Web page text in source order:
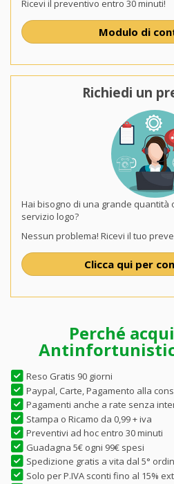
Ricevi il preventivo entro 30 minuti!
Modulo di
Richiedi un
Hai bisogno di una grande quantità
servizio logo?
Nessun problema! Ricevi il tuo
Clicca qui per
Perché
Reso Gratis 90 giorni
Paypal, Carte, Pagamento alla
Pagamenti anche a rate senza
Stampa o Ricamo da 0,99 + iva
Preventivi ad hoc entro 30 minuti
Guadagna 5€ ogni 99€ spesi
Spedizione gratis a vita dal 5°
Solo per P.IVA sconti fino al 15%